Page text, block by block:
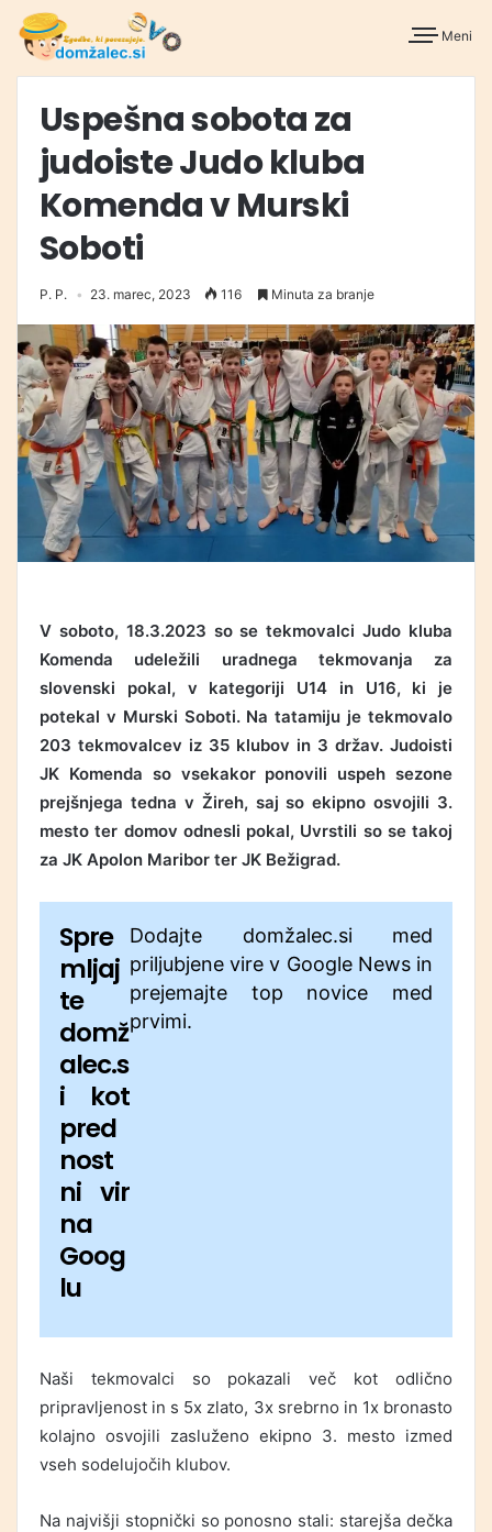
Meni
Uspešna sobota za
judoiste Judo kluba
Komenda v Murski
Soboti
P. P. 23. marec, 2023 116 Minuta za branje
V soboto, 18.3.2023 so se tekmovalci Judo kluba
Komenda udeležili uradnega tekmovanja za
slovenski pokal, v kategoriji U14 in U16, ki je
potekal v Murski Soboti. Na tatamiju je tekmovalo
203 tekmovalcev iz 35 klubov in 3 držav. Judoisti
JK Komenda so vsekakor ponovili uspeh sezone
prejšnjega tedna v Žireh, saj so ekipno osvojili 3.
mesto ter domov odnesli pokal, Uvrstili so se takoj
za JK Apolon Maribor ter JK Bežigrad.
Spre
mljaj
te
domž
alec.s
i kot
pred
nost
ni vir
na
Goog
lu
Dodajte domžalec.si med
priljubjene vire v Google News in
prejemajte top novice med
prvimi.
Naši tekmovalci so pokazali več kot odlično
pripravljenost in s 5x zlato, 3x srebrno in 1x bronasto
kolajno osvojili zasluženo ekipno 3. mesto izmed
vseh sodelujočih klubov.
Na najvišji stopnički so ponosno stali: starejša dečka